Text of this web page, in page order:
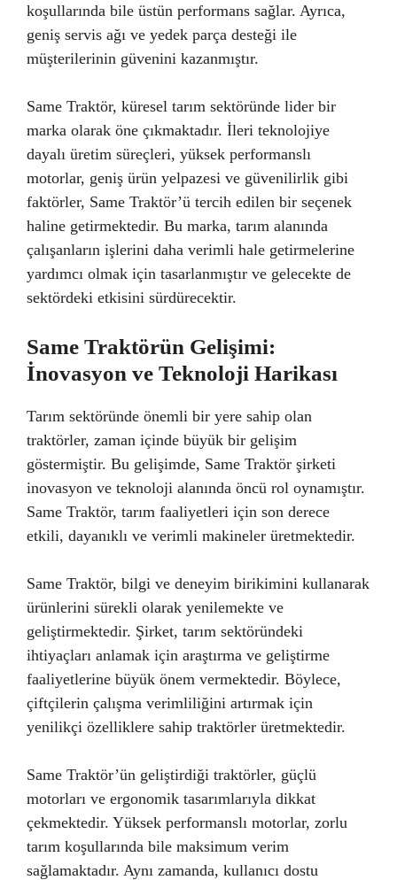
koşullarında bile üstün performans sağlar. Ayrıca,
geniş servis ağı ve yedek parça desteği ile
müşterilerinin güvenini kazanmıştır.
Same Traktör, küresel tarım sektöründe lider bir
marka olarak öne çıkmaktadır. İleri teknolojiye
dayalı üretim süreçleri, yüksek performanslı
motorlar, geniş ürün yelpazesi ve güvenilirlik gibi
faktörler, Same Traktör’ü tercih edilen bir seçenek
haline getirmektedir. Bu marka, tarım alanında
çalışanların işlerini daha verimli hale getirmelerine
yardımcı olmak için tasarlanmıştır ve gelecekte de
sektördeki etkisini sürdürecektir.
Same Traktörün Gelişimi:
İnovasyon ve Teknoloji Harikası
Tarım sektöründe önemli bir yere sahip olan
traktörler, zaman içinde büyük bir gelişim
göstermiştir. Bu gelişimde, Same Traktör şirketi
inovasyon ve teknoloji alanında öncü rol oynamıştır.
Same Traktör, tarım faaliyetleri için son derece
etkili, dayanıklı ve verimli makineler üretmektedir.
Same Traktör, bilgi ve deneyim birikimini kullanarak
ürünlerini sürekli olarak yenilemekte ve
geliştirmektedir. Şirket, tarım sektöründeki
ihtiyaçları anlamak için araştırma ve geliştirme
faaliyetlerine büyük önem vermektedir. Böylece,
çiftçilerin çalışma verimliliğini artırmak için
yenilikçi özelliklere sahip traktörler üretmektedir.
Same Traktör’ün geliştirdiği traktörler, güçlü
motorları ve ergonomik tasarımlarıyla dikkat
çekmektedir. Yüksek performanslı motorlar, zorlu
tarım koşullarında bile maksimum verim
sağlamaktadır. Aynı zamanda, kullanıcı dostu